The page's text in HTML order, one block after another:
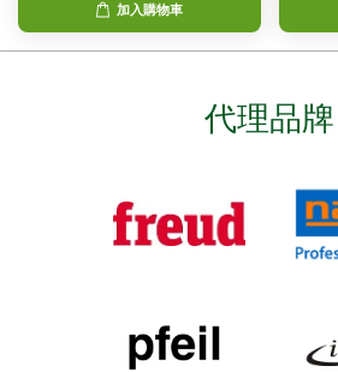
加入購物車
代理品牌